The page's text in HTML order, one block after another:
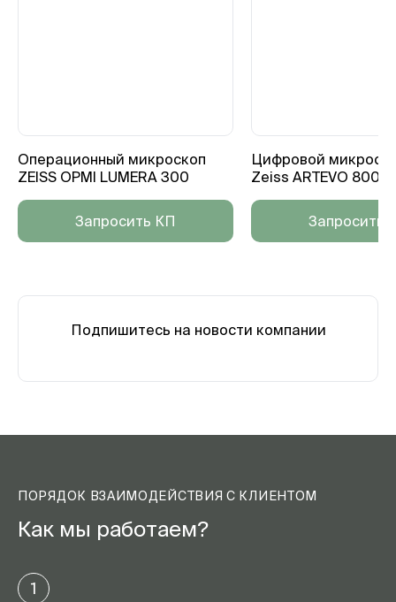
Операционный микроскоп
ZEISS OPMI LUMERA 300
Запросить КП
Цифровой
Zeiss ARTEVO 800
Запросить
Подпишитесь на новости компании
ПОРЯДОК ВЗАИМОДЕЙСТВИЯ С КЛИЕНТОМ
Как мы работаем?
1